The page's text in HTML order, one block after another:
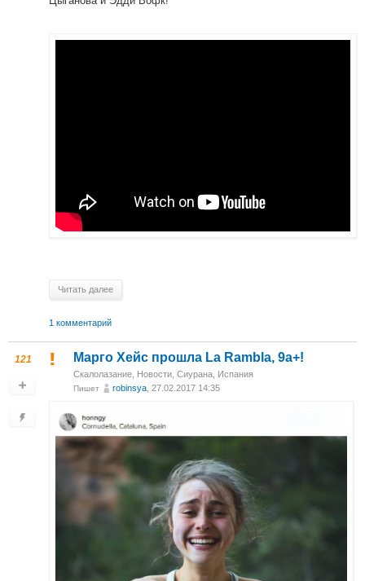
Читать далее
1 комментарий
121 Марго Хейс прошла La Rambla, 9а+!
Скалолазание Новости Сиурана, Испания
Пишет robinsya , 27.02.2017 14:35